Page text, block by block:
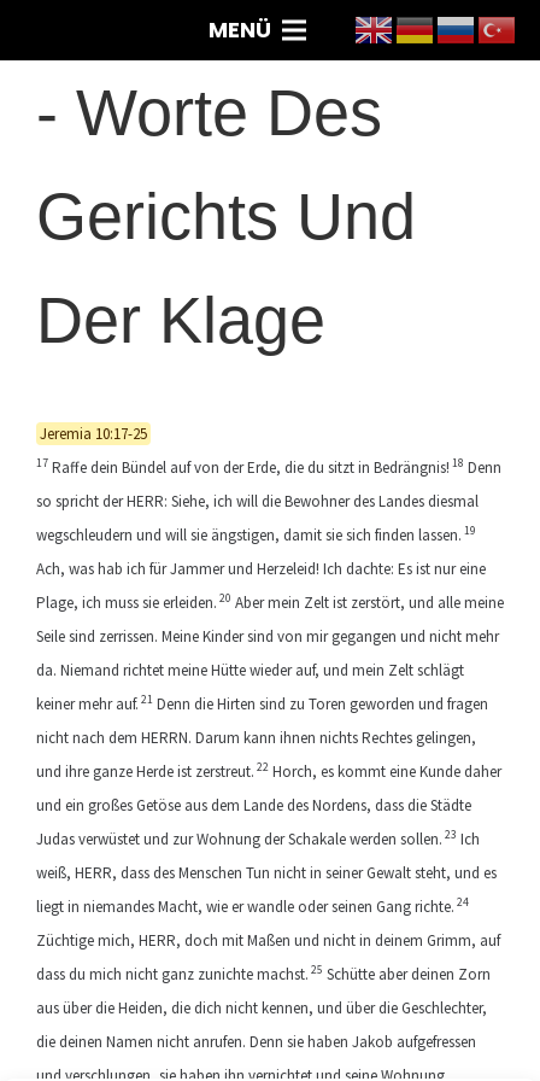
MENÜ
- Worte Des
Gerichts Und
Der Klage
Jeremia 10:17-25
17 Raffe dein Bündel auf von der Erde, die du sitzt in Bedrängnis! 18 Denn
so spricht der HERR: Siehe, ich will die Bewohner des Landes diesmal
wegschleudern und will sie ängstigen, damit sie sich finden lassen. 19
Ach, was hab ich für Jammer und Herzeleid! Ich dachte: Es ist nur eine
Plage, ich muss sie erleiden. 20 Aber mein Zelt ist zerstört, und alle meine
Seile sind zerrissen. Meine Kinder sind von mir gegangen und nicht mehr
da. Niemand richtet meine Hütte wieder auf, und mein Zelt schlägt
keiner mehr auf. 21 Denn die Hirten sind zu Toren geworden und fragen
nicht nach dem HERRN. Darum kann ihnen nichts Rechtes gelingen,
und ihre ganze Herde ist zerstreut. 22 Horch, es kommt eine Kunde daher
und ein großes Getöse aus dem Lande des Nordens, dass die Städte
Judas verwüstet und zur Wohnung der Schakale werden sollen. 23 Ich
weiß, HERR, dass des Menschen Tun nicht in seiner Gewalt steht, und es
liegt in niemandes Macht, wie er wandle oder seinen Gang richte. 24
Züchtige mich, HERR, doch mit Maßen und nicht in deinem Grimm, auf
dass du mich nicht ganz zunichte machst. 25 Schütte aber deinen Zorn
aus über die Heiden, die dich nicht kennen, und über die Geschlechter,
die deinen Namen nicht anrufen. Denn sie haben Jakob aufgefressen
und verschlungen, sie haben ihn vernichtet und seine Wohnung